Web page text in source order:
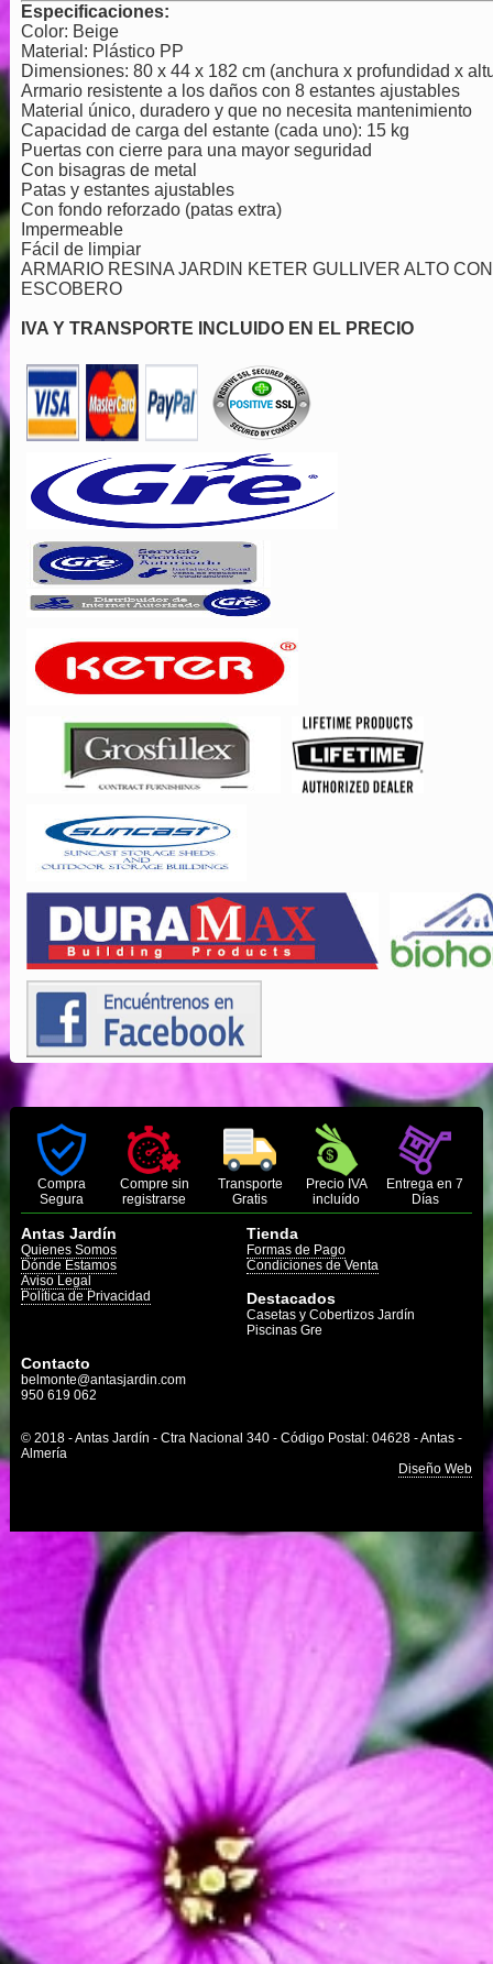
Especificaciones:
Color: Beige
Material: Plástico PP
Dimensiones: 80 x 44 x 182 cm (anchura x profundidad x
Armario resistente a los daños con 8 estantes ajustables
Material único, duradero y que no necesita mantenimiento
Capacidad de carga del estante (cada uno): 15 kg
Puertas con cierre para una mayor seguridad
Con bisagras de metal
Patas y estantes ajustables
Con fondo reforzado (patas extra)
Impermeable
Fácil de limpiar
ARMARIO RESINA JARDIN KETER GULLIVER ALTO CON
ESCOBERO
IVA Y TRANSPORTE INCLUIDO EN EL PRECIO
Compra
Segura
Compre sin
registrarse
Transporte
Gratis
Precio IVA
incluído
Entrega en 7
Días
Antas Jardín
Quienes Somos
Dónde Estamos
Aviso Legal
Política de Privacidad
Tienda
Formas de Pago
Condiciones de Venta
Destacados
Casetas y Cobertizos Jardín
Piscinas Gre
Contacto
belmonte@antasjardin.com
950 619 062
© 2018 - Antas Jardín - Ctra Nacional 340 - Código Postal: 04628 - Antas -
Almería
Diseño Web